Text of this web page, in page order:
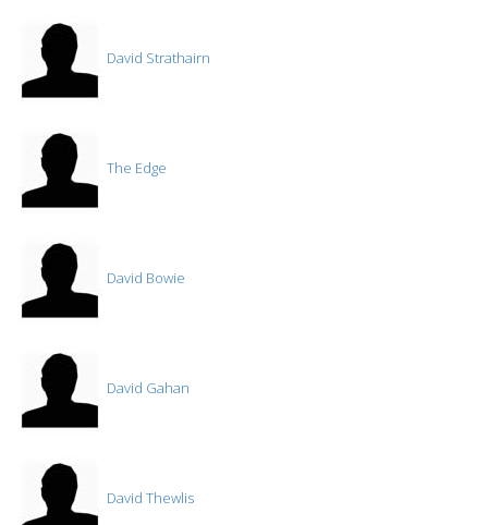
David Strathairn
The Edge
David Bowie
David Gahan
David Thewlis